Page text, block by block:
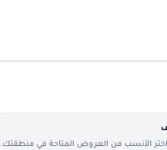
الأنسب من العروض المتاحة في منطقتك.